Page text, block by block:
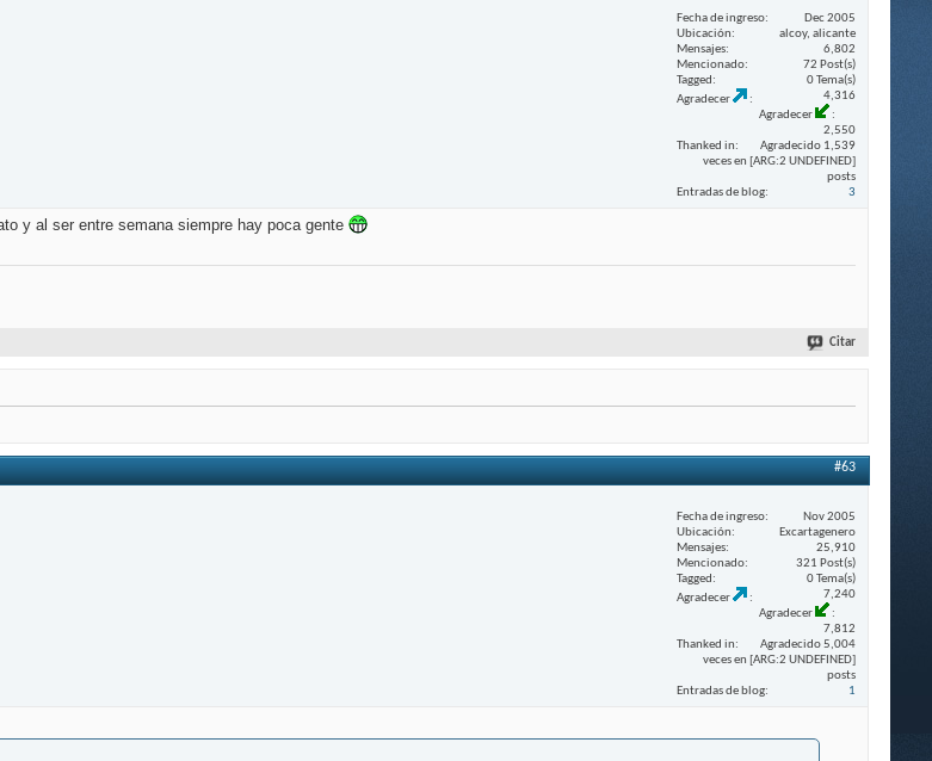
Fecha de ingreso
Dec 2005
Ubicación
alcoy, alicante
Mensajes
6,802
Mencionado
72 Post(s)
Tagged
0 Tema(s)
Agradecer
4,316
Agradecer
2,550
Thanked in
Agradecido 1,539
veces en [ARG:2 UNDEFINED]
posts
Entradas de blog
3
y al ser entre semana siempre hay poca gente
Citar
#63
Fecha de ingreso
Nov 2005
Ubicación
Excartagenero
Mensajes
25,910
Mencionado
321 Post(s)
Tagged
0 Tema(s)
Agradecer
7,240
Agradecer
7,812
Thanked in
Agradecido 5,004
veces en [ARG:2 UNDEFINED]
posts
Entradas de blog
1